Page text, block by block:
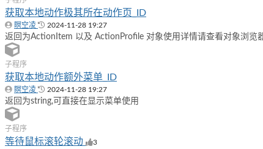
获取本地动作极其所在动作页_ID
瞑空凌 2024-11-28 19:27
返回为ActionItem 以及 ActionProfile 对象使用详情请查看对象浏览
子程序
获取本地动作额外菜单_ID
瞑空凌 2024-11-28 19:27
返回为string,可直接在显示菜单使用
子程序
等待鼠标滚轮滚动
3